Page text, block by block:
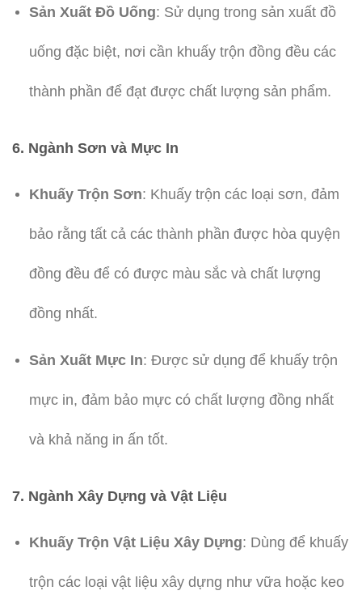
Sản Xuất Đồ Uống: Sử dụng trong sản xuất đồ
uống đặc biệt, nơi cần khuấy trộn đồng đều các
thành phần để đạt được chất lượng sản phẩm.
6. Ngành Sơn và Mực In
Khuấy Trộn Sơn: Khuấy trộn các loại sơn, đảm
bảo rằng tất cả các thành phần được hòa quyện
đồng đều để có được màu sắc và chất lượng
đồng nhất.
Sản Xuất Mực In: Được sử dụng để khuấy trộn
mực in, đảm bảo mực có chất lượng đồng nhất
và khả năng in ấn tốt.
7. Ngành Xây Dựng và Vật Liệu
Khuấy Trộn Vật Liệu Xây Dựng: Dùng để khuấy
trộn các loại vật liệu xây dựng như vữa hoặc keo